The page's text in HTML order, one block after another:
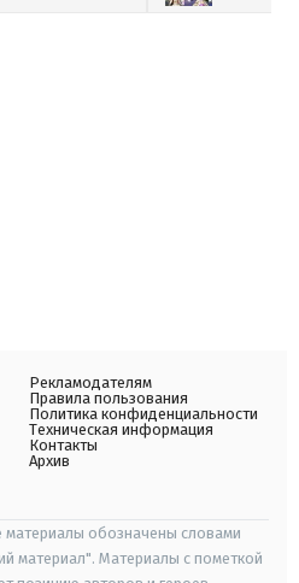
Рекламодателям
Правила пользования
Политика конфиденциальности
Техническая информация
Контакты
Архив
материалы обозначены словами
материал". Материалы с пометкой